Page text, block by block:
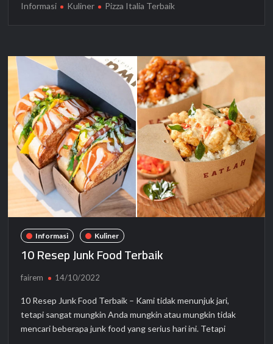
Informasi Kuliner Pizza Italia Terbaik
Informasi Kuliner
10 Resep Junk Food Terbaik
fairem 14/10/2022
10 Resep Junk Food Terbaik – Kami tidak menunjuk jari,
tetapi sangat mungkin Anda mungkin atau mungkin tidak
mencari beberapa junk food yang serius hari ini. Tetapi